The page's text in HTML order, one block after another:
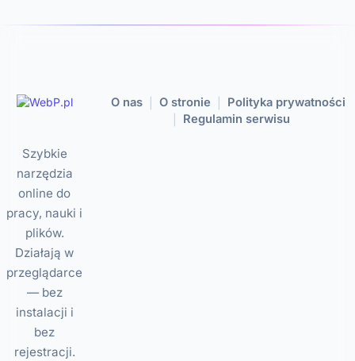
Szybkie
narzędzia
online do
pracy, nauki i
plików.
Działają w
przeglądarce
— bez
instalacji i
bez
rejestracji.
O nas O stronie Polityka prywatności
Regulamin serwisu